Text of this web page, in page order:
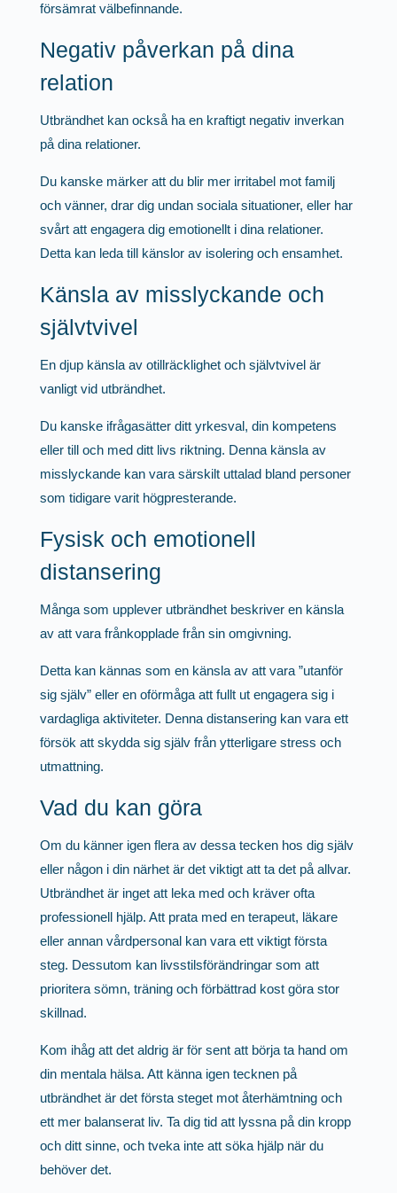
försämrat välbefinnande.
Negativ påverkan på dina
relation
Utbrändhet kan också ha en kraftigt negativ inverkan
på dina relationer.
Du kanske märker att du blir mer irritabel mot familj
och vänner, drar dig undan sociala situationer, eller har
svårt att engagera dig emotionellt i dina relationer.
Detta kan leda till känslor av isolering och ensamhet.
Känsla av misslyckande och
självtvivel
En djup känsla av otillräcklighet och självtvivel är
vanligt vid utbrändhet.
Du kanske ifrågasätter ditt yrkesval, din kompetens
eller till och med ditt livs riktning. Denna känsla av
misslyckande kan vara särskilt uttalad bland personer
som tidigare varit högpresterande.
Fysisk och emotionell
distansering
Många som upplever utbrändhet beskriver en känsla
av att vara frånkopplade från sin omgivning.
Detta kan kännas som en känsla av att vara ”utanför
sig själv” eller en oförmåga att fullt ut engagera sig i
vardagliga aktiviteter. Denna distansering kan vara ett
försök att skydda sig själv från ytterligare stress och
utmattning.
Vad du kan göra
Om du känner igen flera av dessa tecken hos dig själv
eller någon i din närhet är det viktigt att ta det på allvar.
Utbrändhet är inget att leka med och kräver ofta
professionell hjälp. Att prata med en terapeut, läkare
eller annan vårdpersonal kan vara ett viktigt första
steg. Dessutom kan livsstilsförändringar som att
prioritera sömn, träning och förbättrad kost göra stor
skillnad.
Kom ihåg att det aldrig är för sent att börja ta hand om
din mentala hälsa. Att känna igen tecknen på
utbrändhet är det första steget mot återhämtning och
ett mer balanserat liv. Ta dig tid att lyssna på din kropp
och ditt sinne, och tveka inte att söka hjälp när du
behöver det.